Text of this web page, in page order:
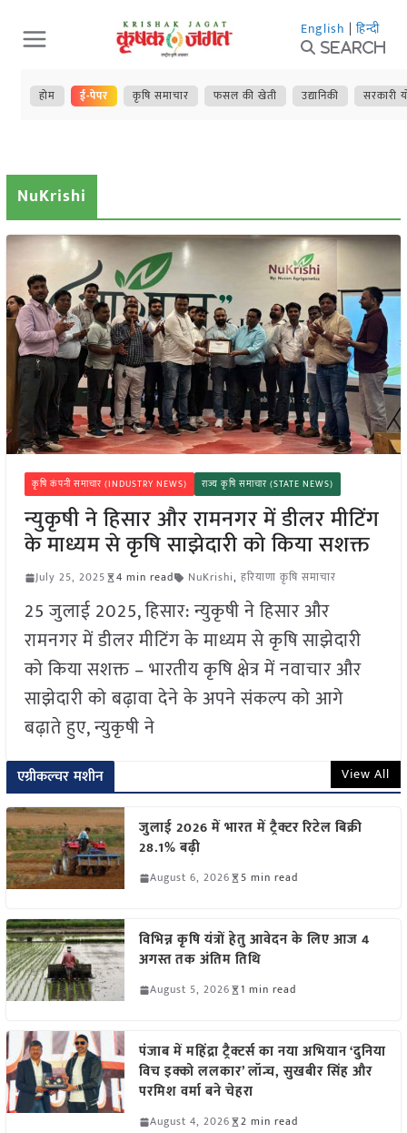
Skip
to
content
English | हिन्दी
Search
होम ई-पेपर कृषि समाचार फसल की खेती उद्यानिकी सरकारी
NuKrishi
कृषि कंपनी समाचार (INDUSTRY NEWS) राज्य कृषि समाचार (STATE NEWS)
न्युकृषी ने हिसार और रामनगर में डीलर मीटिंग
के माध्यम से कृषि साझेदारी को किया सशक्त
July 25, 2025 4 min read NuKrishi, हरियाणा कृषि समाचार
25 जुलाई 2025, हिसार: न्युकृषी ने हिसार और
रामनगर में डीलर मीटिंग के माध्यम से कृषि साझेदारी
को किया सशक्त – भारतीय कृषि क्षेत्र में नवाचार और
साझेदारी को बढ़ावा देने के अपने संकल्प को आगे
बढ़ाते हुए, न्युकृषी ने
एग्रीकल्चर मशीन View All
जुलाई 2026 में भारत में ट्रैक्टर रिटेल बिक्री
28.1% बढ़ी
August 6, 2026 5 min read
विभिन्न कृषि यंत्रों हेतु आवेदन के लिए आज 4
अगस्त तक अंतिम तिथि
August 5, 2026 1 min read
पंजाब में महिंद्रा ट्रैक्टर्स का नया अभियान ‘दुनिया
विच इक्को ललकार’ लॉन्च, सुखबीर सिंह और
परमिश वर्मा बने चेहरा
August 4, 2026 2 min read